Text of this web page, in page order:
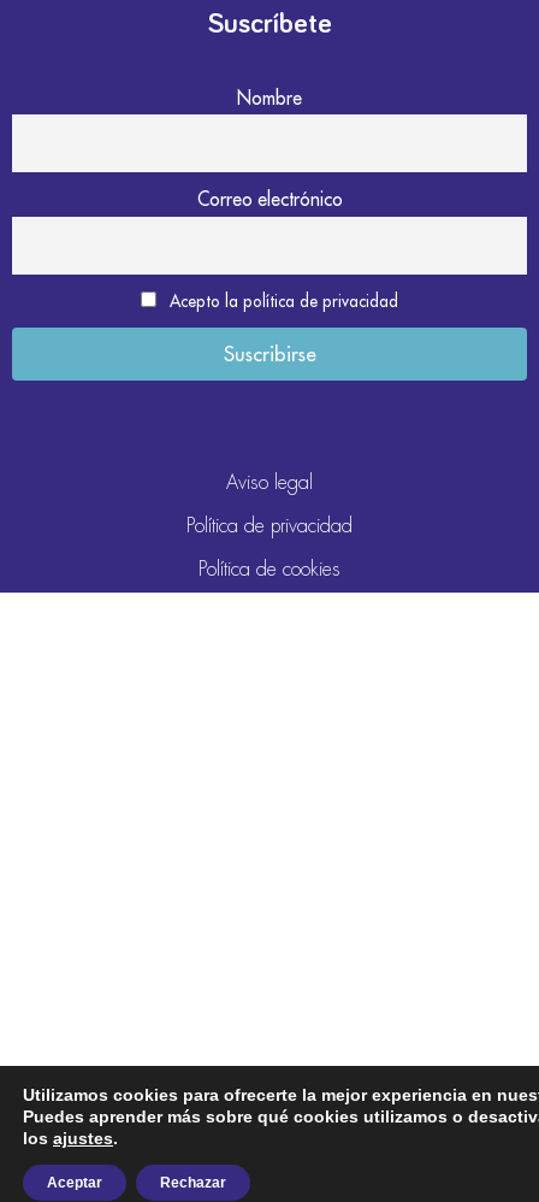
Suscríbete
Nombre
Correo electrónico
Acepto la política de privacidad
Aviso legal
Política de privacidad
Política de cookies
Utilizamos cookies para ofrecerte la mejor experiencia en
Puedes aprender más sobre qué cookies utilizamos o
los ajustes.
Aceptar Rechazar